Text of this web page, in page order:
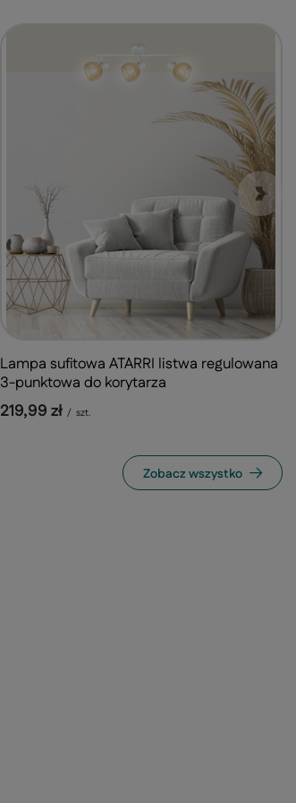
Lampa sufitowa ATARRI listwa regulowana
3-punktowa do korytarza
219,99 zł / szt.
Zobacz wszystko